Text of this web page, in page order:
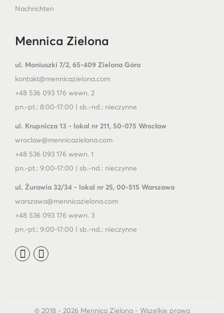
Nachrichten
Mennica Zielona
ul. Moniuszki 7/2, 65-409 Zielona Góra
kontakt@mennicazielona.com
+48 536 093 176 wewn. 2
pn.-pt.: 8:00-17:00 | sb.-nd.: nieczynne
ul. Krupnicza 13 - lokal nr 211, 50-075 Wrocław
wroclaw@mennicazielona.com
+48 536 093 176 wewn. 1
pn.-pt.: 9:00-17:00 | sb.-nd.: nieczynne
ul. Żurawia 32/34 - lokal nr 25, 00-515 Warszawa
warszawa@mennicazielona.com
+48 536 093 176 wewn. 3
pn.-pt.: 9:00-17:00 | sb.-nd.: nieczynne
© 2018 - 2026 Mennica Zielona - Wszelkie prawa